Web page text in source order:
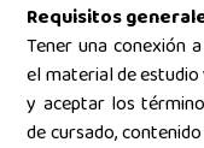
Requisitos
Tener una conexión
el material de
y aceptar los
de cursado,